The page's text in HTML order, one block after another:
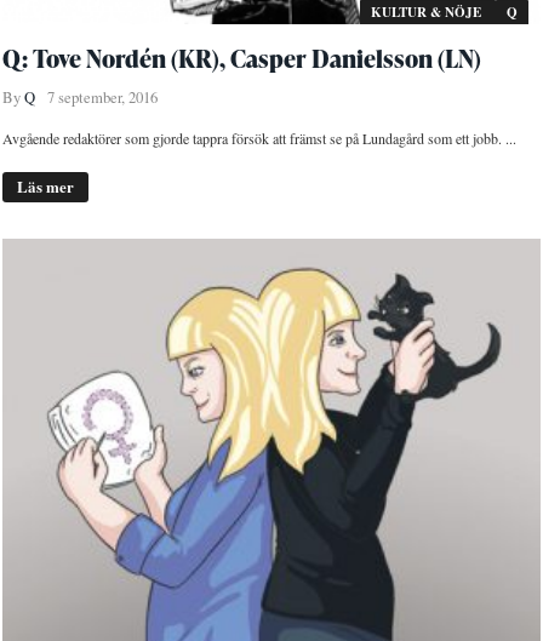
KULTUR & NÖJE Q
Q: Tove Nordén (KR), Casper Danielsson (LN)
ByQ 7 september, 2016
Avgående redaktörer som gjorde tappra försök att främst se på Lundagård som ett jobb. ...
Läs mer